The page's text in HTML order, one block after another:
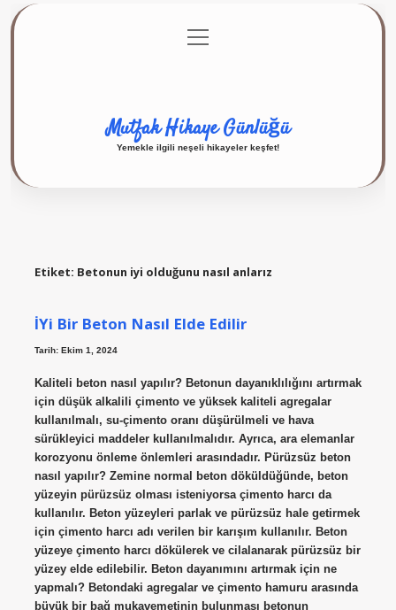
Gizlilik Politikası
menüyü
aç
Mutfak Hikaye Günlüğü
Yemekle ilgili neşeli hikayeler keşfet!
Etiket: Betonun iyi olduğunu nasıl anlarız
İYi Bir Beton Nasıl Elde Edilir
Tarih: Ekim 1, 2024
Kaliteli beton nasıl yapılır? Betonun dayanıklılığını artırmak
için düşük alkalili çimento ve yüksek kaliteli agregalar
kullanılmalı, su-çimento oranı düşürülmeli ve hava
sürükleyici maddeler kullanılmalıdır. Ayrıca, ara elemanlar
korozyonu önleme önlemleri arasındadır. Pürüzsüz beton
nasıl yapılır? Zemine normal beton döküldüğünde, beton
yüzeyin pürüzsüz olması isteniyorsa çimento harcı da
kullanılır. Beton yüzeyleri parlak ve pürüzsüz hale getirmek
için çimento harcı adı verilen bir karışım kullanılır. Beton
yüzeye çimento harcı dökülerek ve cilalanarak pürüzsüz bir
yüzey elde edilebilir. Beton dayanımını artırmak için ne
yapmalı? Betondaki agregalar ve çimento hamuru arasında
büyük bir bağ mukavemetinin bulunması betonun